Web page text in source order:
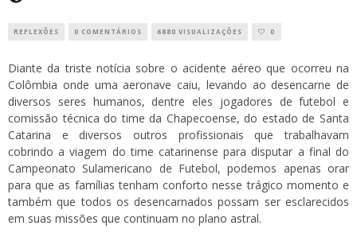
REFLEXÕES 0 COMENTÁRIOS 6880 VISUALIZAÇÕES 0
Diante da triste notícia sobre o acidente aéreo que ocorreu na
Colômbia onde uma aeronave caiu, levando ao desencarne de
diversos seres humanos, dentre eles jogadores de futebol e
comissão técnica do time da Chapecoense, do estado de Santa
Catarina e diversos outros profissionais que trabalhavam
cobrindo a viagem do time catarinense para disputar a final do
Campeonato Sulamericano de Futebol, podemos apenas orar
para que as famílias tenham conforto nesse trágico momento e
também que todos os desencarnados possam ser esclarecidos
em suas missões que continuam no plano astral.